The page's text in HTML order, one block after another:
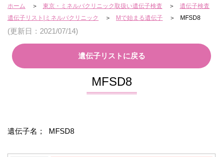
ホーム 東京・ミネルバクリニック取扱い遺伝子検査
遺伝子検査
遺伝子リスト|ミネルバクリニック
Mで始まる遺伝子 MFSD8
(更新日：2021/07/14)
遺伝子リストに戻る
MFSD8
遺伝子名； MFSD8